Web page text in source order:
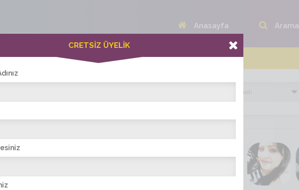
Anasayfa Arama
Online Erkekler(368)
CRETSİZ ÜYELİK